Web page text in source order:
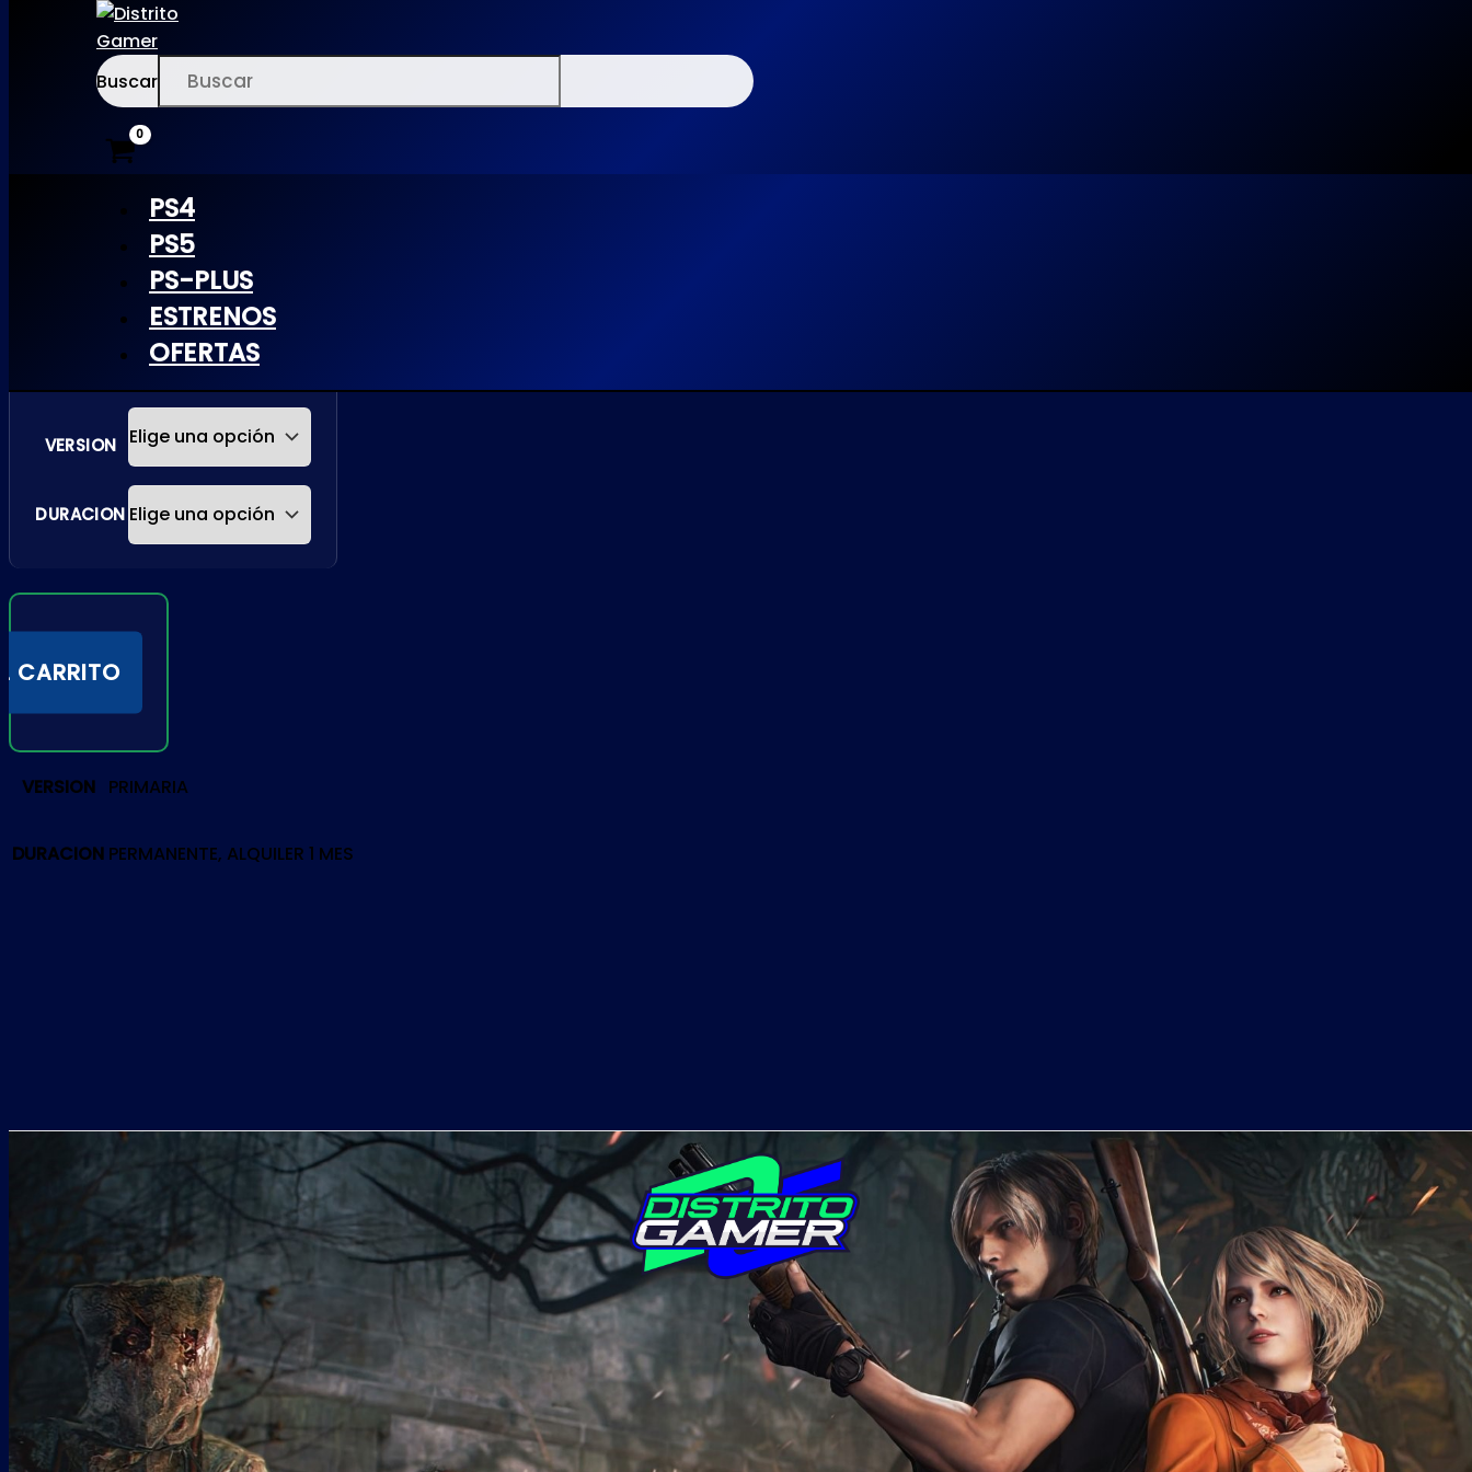
Buscar
PS4
PS5
PS-PLUS
ESTRENOS
OFERTAS
MANEATER
VERSION
DURACION
CARRITO
VERSION PRIMARIA
DURACION PERMANENTE, ALQUILER 1 MES